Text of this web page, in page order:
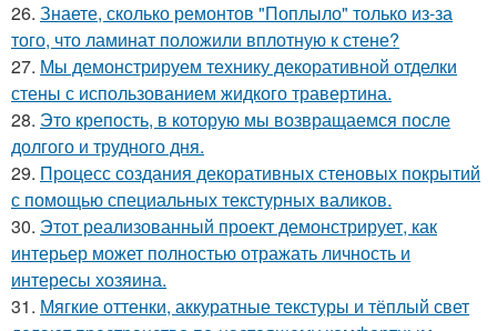
26. Знаете, сколько ремонтов "Поплыло" только из-за
того, что ламинат положили вплотную к стене?
27. Мы демонстрируем технику декоративной отделки
стены с использованием жидкого травертина.
28. Это крепость, в которую мы возвращаемся после
долгого и трудного дня.
29. Процесс создания декоративных стеновых покрытий
с помощью специальных текстурных валиков.
30. Этот реализованный проект демонстрирует, как
интерьер может полностью отражать личность и
интересы хозяина.
31. Мягкие оттенки, аккуратные текстуры и тёплый свет